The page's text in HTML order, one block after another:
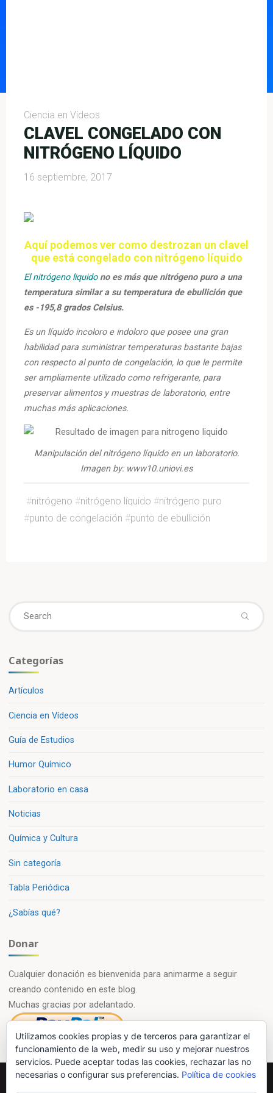
Ciencia en Vídeos
CLAVEL CONGELADO CON
NITRÓGENO LÍQUIDO
16 septiembre, 2017
Aquí podemos ver como destrozan un clavel
que está congelado con nitrógeno líquido
El nitrógeno liquido no es más que nitrógeno puro a una
temperatura similar a su temperatura de ebullición que
es -195,8 grados Celsius.
Es un líquido incoloro e indoloro que posee una gran
habilidad para suministrar temperaturas bastante bajas
con respecto al punto de congelación, lo que le permite
ser ampliamente utilizado como refrigerante, para
preservar alimentos y muestras de laboratorio, entre
muchas más aplicaciones.
Manipulación del nitrógeno líquido en un laboratorio.
Imagen by: www10.uniovi.es
#nitrógeno #nitrógeno líquido #nitrógeno puro
#punto de congelación #punto de ebullición
Categorías
Artículos
Ciencia en Vídeos
Guía de Estudios
Humor Químico
Laboratorio en casa
Noticias
Química y Cultura
Sin categoría
Tabla Periódica
¿Sabías qué?
Donar
Cualquier donación es bienvenida para animarme a seguir
creando contenido en este blog.
Muchas gracias por adelantado.
Utilizamos cookies propias y de terceros para garantizar el
funcionamiento de la web, medir su uso y mejorar nuestros
servicios. Puede aceptar todas las cookies, rechazar las no
necesarias o configurar sus preferencias. Política de cookies